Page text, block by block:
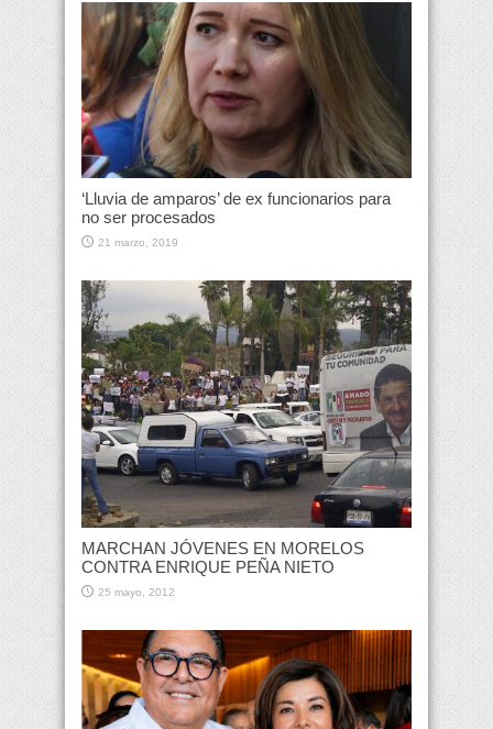
‘Lluvia de amparos’ de ex funcionarios para
no ser procesados
21 marzo, 2019
MARCHAN JÓVENES EN MORELOS
CONTRA ENRIQUE PEÑA NIETO
25 mayo, 2012